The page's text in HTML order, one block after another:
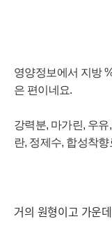
영양정보에서 지방
은 편이네요.
강력분, 마가린, 우유
란, 정제수, 합성착
거의 원형이고 가운